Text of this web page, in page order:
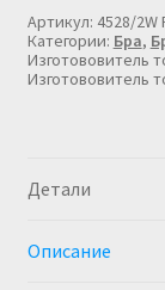
бронзовом
золоте,
на
2
Артикул: 4528/2W
Категории: Бра,
Изготововитель
Изготововитель
Детали
Описание